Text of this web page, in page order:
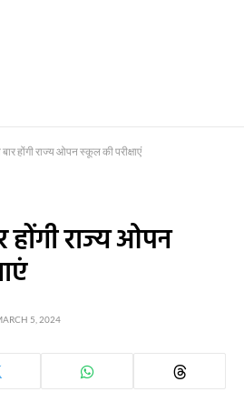
होंगी राज्य ओपन स्कूल की परीक्षाएं
होंगी राज्य ओपन
5, 2024